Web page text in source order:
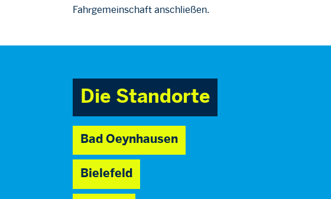
Fahrgemeinschaft anschließen.
Die Standorte
Bad Oeynhausen
Bielefeld